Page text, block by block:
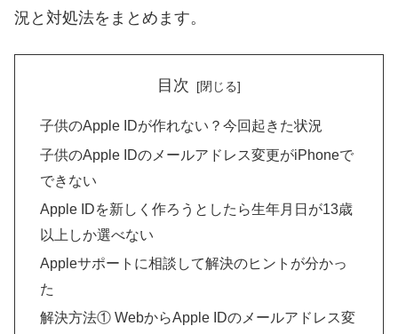
況と対処法をまとめます。
目次
子供のApple IDが作れない？今回起きた状況
子供のApple IDのメールアドレス変更がiPhoneで
できない
Apple IDを新しく作ろうとしたら生年月日が13歳
以上しか選べない
Appleサポートに相談して解決のヒントが分かっ
た
解決方法① WebからApple IDのメールアドレス変